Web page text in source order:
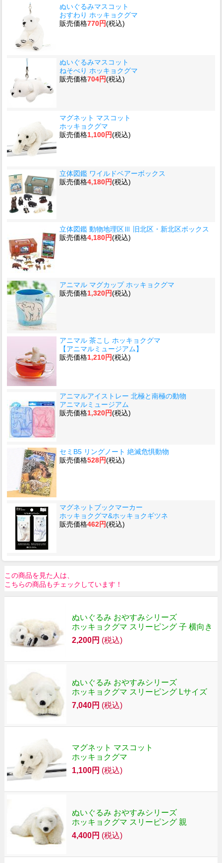
ぬいぐるみマスコット
おすわり ホッキョクグマ
販売価格770円(税込)
ぬいぐるみマスコット
ねそべり ホッキョクグマ
販売価格704円(税込)
マグネット マスコット
ホッキョクグマ
販売価格1,100円(税込)
立体図鑑 ワイルドベアーボックス
販売価格4,180円(税込)
立体図鑑 動物地理区Ⅲ 旧北区・新北区ボックス
販売価格4,180円(税込)
アニマル マグカップ ホッキョクグマ
販売価格1,320円(税込)
アニマル 茶こし ホッキョクグマ
【アニマルミュージアム】
販売価格1,210円(税込)
アニマルアイストレー 北極と南極の動物
アニマルミュージアム
販売価格1,320円(税込)
セミB5 リングノート 絶滅危惧動物
販売価格528円(税込)
マグネットブックマーカー
ホッキョクグマ&ホッキョクギツネ
販売価格462円(税込)
この商品を見た人は、
こちらの商品もチェックしています！
ぬいぐるみ おやすみシリーズ
ホッキョクグマ スリーピング 子 横向き
2,200円 (税込)
ぬいぐるみ おやすみシリーズ
ホッキョクグマ スリーピング Lサイズ
7,040円 (税込)
マグネット マスコット
ホッキョクグマ
1,100円 (税込)
ぬいぐるみ おやすみシリーズ
ホッキョクグマ スリーピング 親
4,400円 (税込)